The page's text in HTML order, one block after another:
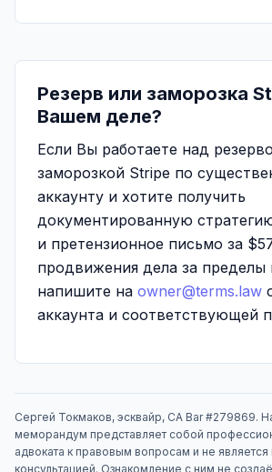
Резерв или заморозка
Вашем деле?
Если Вы работаете над
заморозкой Stripe по
аккаунту и хотите получить
документированную
и претензионное письмо за
продвижения дела за
напишите на owner@terms.law
аккаунта и соответствующей
Сергей Токмаков, эсквайр, CA Bar #279869.
меморандум представляет собой
адвоката к правовым вопросам и не
консультацией. Ознакомление с ним не